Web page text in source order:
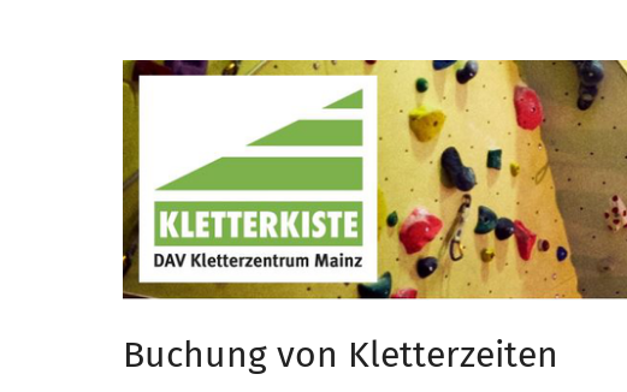
Kletterzeit
Buchung von Kletterzeiten